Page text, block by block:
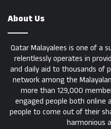
About Us
Qatar Malayalees is one of a
relentlessly operates in
and daily aid to thousands of
network among the
more than 129,000
engaged people both online
people to come out of their
harmonious